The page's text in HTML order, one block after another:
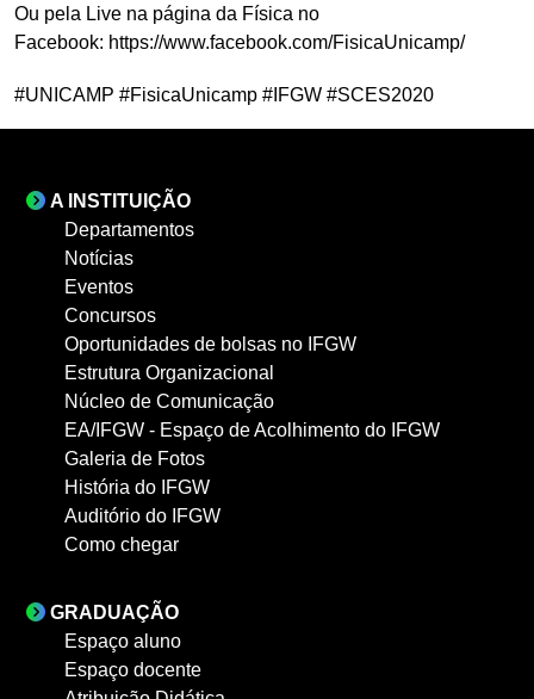
Ou pela Live na página da Física no
Facebook: https://www.facebook.com/FisicaUnicamp/
#UNICAMP #FisicaUnicamp #IFGW #SCES2020
A INSTITUIÇÃO
Departamentos
Notícias
Eventos
Concursos
Oportunidades de bolsas no IFGW
Estrutura Organizacional
Núcleo de Comunicação
EA/IFGW - Espaço de Acolhimento do IFGW
Galeria de Fotos
História do IFGW
Auditório do IFGW
Como chegar
GRADUAÇÃO
Espaço aluno
Espaço docente